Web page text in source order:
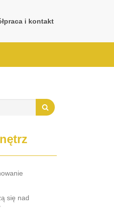
i kontakt
się nad